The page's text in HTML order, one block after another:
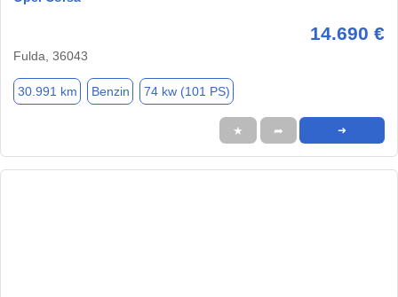
14.690 €
Fulda, 36043
30.991 km Benzin 74 kw (101 PS)
★ ➦ ➜